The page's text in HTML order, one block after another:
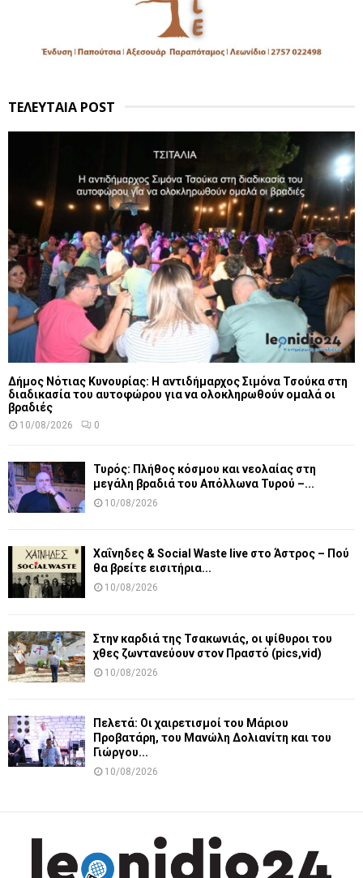
ΤΕΛΕΥΤΑΙΑ POST
Δήμος Νότιας Κυνουρίας: Η αντιδήμαρχος Σιμόνα Τσούκα στη
διαδικασία του αυτοφώρου για να ολοκληρωθούν ομαλά οι
βραδιές
10/08/2026 0
Τυρός: Πλήθος κόσμου και νεολαίας στη
μεγάλη βραδιά του Απόλλωνα Τυρού –...
10/08/2026
Χαΐνηδες & Social Waste live στο Άστρος – Πού
θα βρείτε εισιτήρια...
10/08/2026
Στην καρδιά της Τσακωνιάς, οι ψίθυροι του
χθες ζωντανεύουν στον Πραστό (pics,vid)
10/08/2026
Πελετά: Οι χαιρετισμοί του Μάριου
Προβατάρη, του Μανώλη Δολιανίτη και του
Γιώργου...
10/08/2026